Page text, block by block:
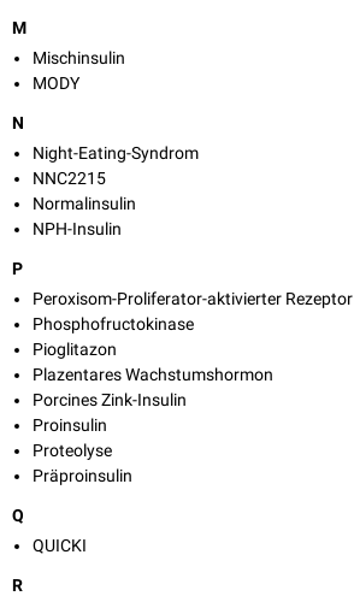
M
Mischinsulin
MODY
N
Night-Eating-Syndrom
NNC2215
Normalinsulin
NPH-Insulin
P
Peroxisom-Proliferator-aktivierter Rezeptor
Phosphofructokinase
Pioglitazon
Plazentares Wachstumshormon
Porcines Zink-Insulin
Proinsulin
Proteolyse
Präproinsulin
Q
QUICKI
R